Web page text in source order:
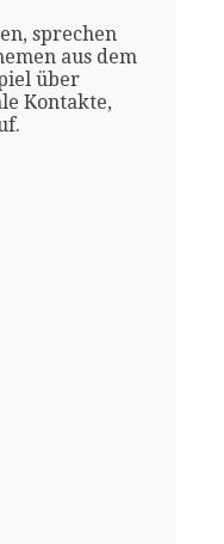
sprechen
aus dem
über
Kontakte,